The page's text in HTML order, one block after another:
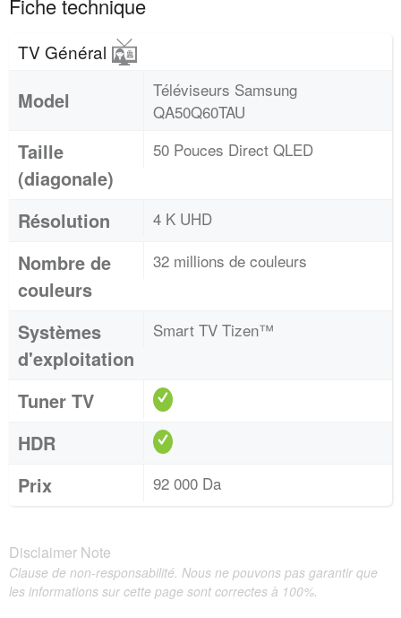
Fiche technique
TV Général
Model
Téléviseurs Samsung
QA50Q60TAU
Taille
(diagonale)
50 Pouces Direct QLED
Résolution 4 K UHD
Nombre de
couleurs
32 millions de couleurs
Systèmes
d'exploitation
Smart TV Tizen™
Tuner TV
HDR
Prix
92 000 Da
Disclaimer Note
Clause de non-responsabilité. Nous ne pouvons pas garantir que
les informations sur cette page sont correctes à 100%.